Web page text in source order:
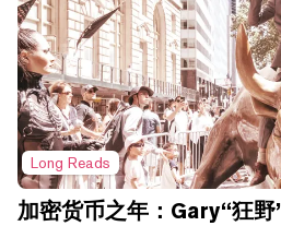
Long Reads
加密货币之年：Gary“狂野